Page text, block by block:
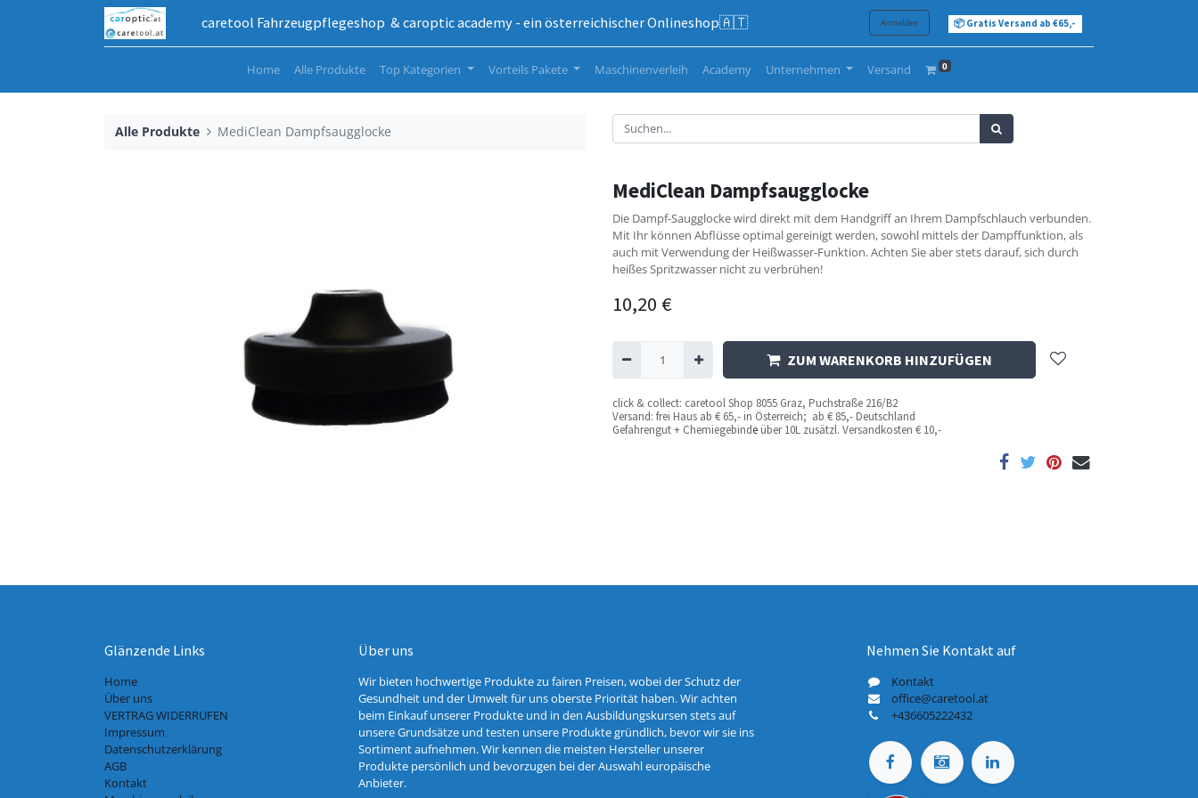
caretool Fahrzeugpflegeshop & caroptic academy - ein österreichischer Onlineshop🇦🇹 Anmelden 📦 Gratis Versand ab €65,-
Home Alle Produkte Top Kategorien Vorteils Pakete Maschinenverleih Academy Unternehmen Versand 0
Alle Produkte MediClean Dampfsaugglocke
MediClean Dampfsaugglocke
Die Dampf-Saugglocke wird direkt mit dem Handgriff an Ihrem Dampfschlauch verbunden.
Mit Ihr können Abflüsse optimal gereinigt werden, sowohl mittels der Dampffunktion, als
auch mit Verwendung der Heißwasser-Funktion. Achten Sie aber stets darauf, sich durch
heißes Spritzwasser nicht zu verbrühen!
10,20 €
ZUM WARENKORB HINZUFÜGEN
click & collect: caretool Shop 8055 Graz, Puchstraße 216/B2
Versand: frei Haus ab € 65,- in Österreich; ab € 85,- Deutschland
Gefahrengut + Chemiegebinde über 10L zusätzl. Versandkosten € 10,-
Glänzende Links
Home
Über uns
VERTRAG WIDERRUFEN
Impressum
Datenschutzerklärung
AGB
Kontakt
Über uns
Wir bieten hochwertige Produkte zu fairen Preisen, wobei der Schutz der
Gesundheit und der Umwelt für uns oberste Priorität haben. Wir achten
beim Einkauf unserer Produkte und in den Ausbildungskursen stets auf
unsere Grundsätze und testen unsere Produkte gründlich, bevor wir sie ins
Sortiment aufnehmen. Wir kennen die meisten Hersteller unserer
Produkte persönlich und bevorzugen bei der Auswahl europäische
Anbieter.
Nehmen Sie Kontakt auf
Kontakt
office@caretool.at
+436605222432